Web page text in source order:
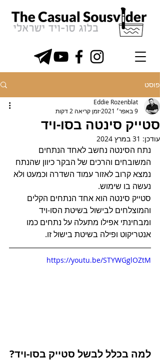
פוסט
סטייק סינטה בסו-ויד
Eddie Rozenblat
9 באפר׳ 2021
זמן קריאה 2 דקות
עודכן: 31 במרץ 2024
נתח הסינטה נחשב לאחד הנתחים
המשובחים והרכים של הבקר כיוון שהנתח
נמצא קרוב לאזור עמוד השדרה וכמעט ולא
נעשה בו שימוש.
סטייק סינטה הוא אחד הנתחים הקלים
והמוצלחים לבישול בשיטת הסו-ויד
ומבחינתי אפילו מתעלה על נתחים כמו
אנטריקוט ופילה בשיטת בישול זו.
https://youtu.be/STYWGglOZtM
למה בכלל לבשל סטייק בסו-ויד?